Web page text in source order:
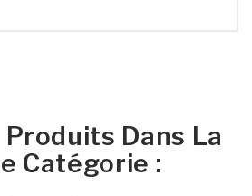
Dans La
Catégorie :